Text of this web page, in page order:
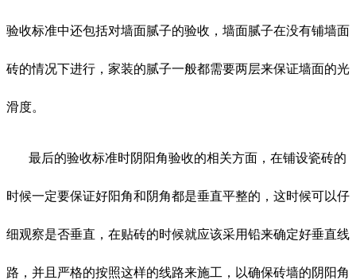
验收标准中还包括对墙面腻子的验收，墙面腻子在没有铺墙面
砖的情况下进行，家装的腻子一般都需要两层来保证墙面的光
滑度。
最后的验收标准时阴阳角验收的相关方面，在铺设瓷砖的
时候一定要保证好阳角和阴角都是垂直平整的，这时候可以仔
细观察是否垂直，在贴砖的时候就应该采用铅来确定好垂直线
路，并且严格的按照这样的线路来施工，以确保砖墙的阴阳角